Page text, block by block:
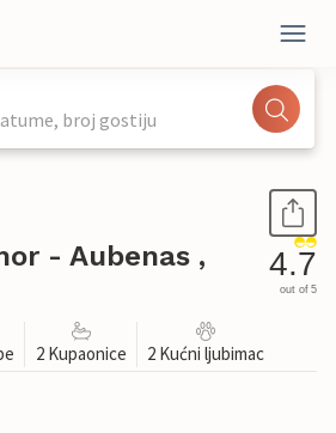
broj gostiju
- Aubenas ,
4.7
out of 5
2 Kupaonice 2 Kućni ljubimac